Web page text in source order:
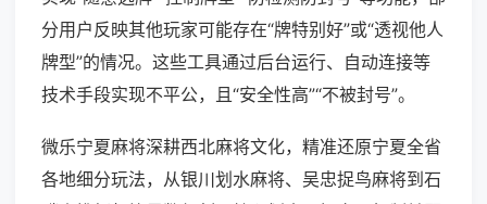
分用户反映其他玩家可能存在“牌特别好”或“透视他人
牌型”的情况。这些工具通过后台运行、自动连接等
技术手段实现不平公，且“安全性高”“不被封号”。
微乐宁夏麻将深耕西北麻将文化，精准还原宁夏全省
各地细分玩法，从银川划水麻将、吴忠捉鸟麻将到石